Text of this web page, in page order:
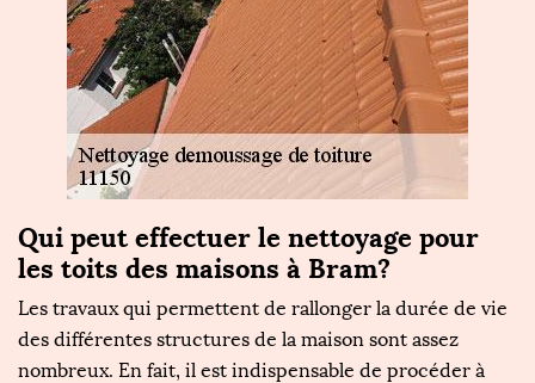
Qui peut effectuer le nettoyage pour
les toits des maisons à Bram?
Les travaux qui permettent de rallonger la durée de vie
des différentes structures de la maison sont assez
nombreux. En fait, il est indispensable de procéder à